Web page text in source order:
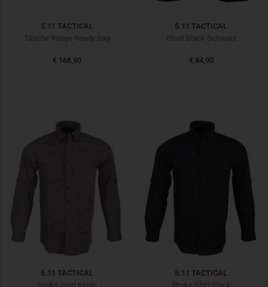
5.11 TACTICAL
Tasche Range Ready Bag
€ 168,90
5.11 TACTICAL
Short Black Schwarz
€ 84,90
5.11 TACTICAL
Stryke Shirt Khaki
5.11 TACTICAL
Stryke Shirt Black